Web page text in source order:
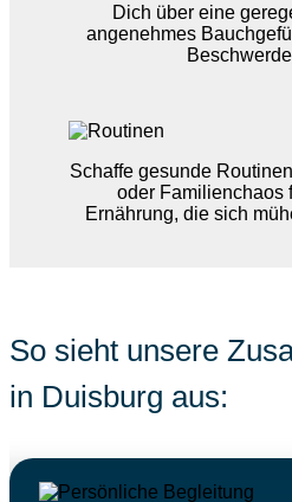
Dich über eine
angenehmes
Schaffe gesunde
oder Familienchaos
Ernährung, die sich
So sieht unsere
in Duisburg aus: